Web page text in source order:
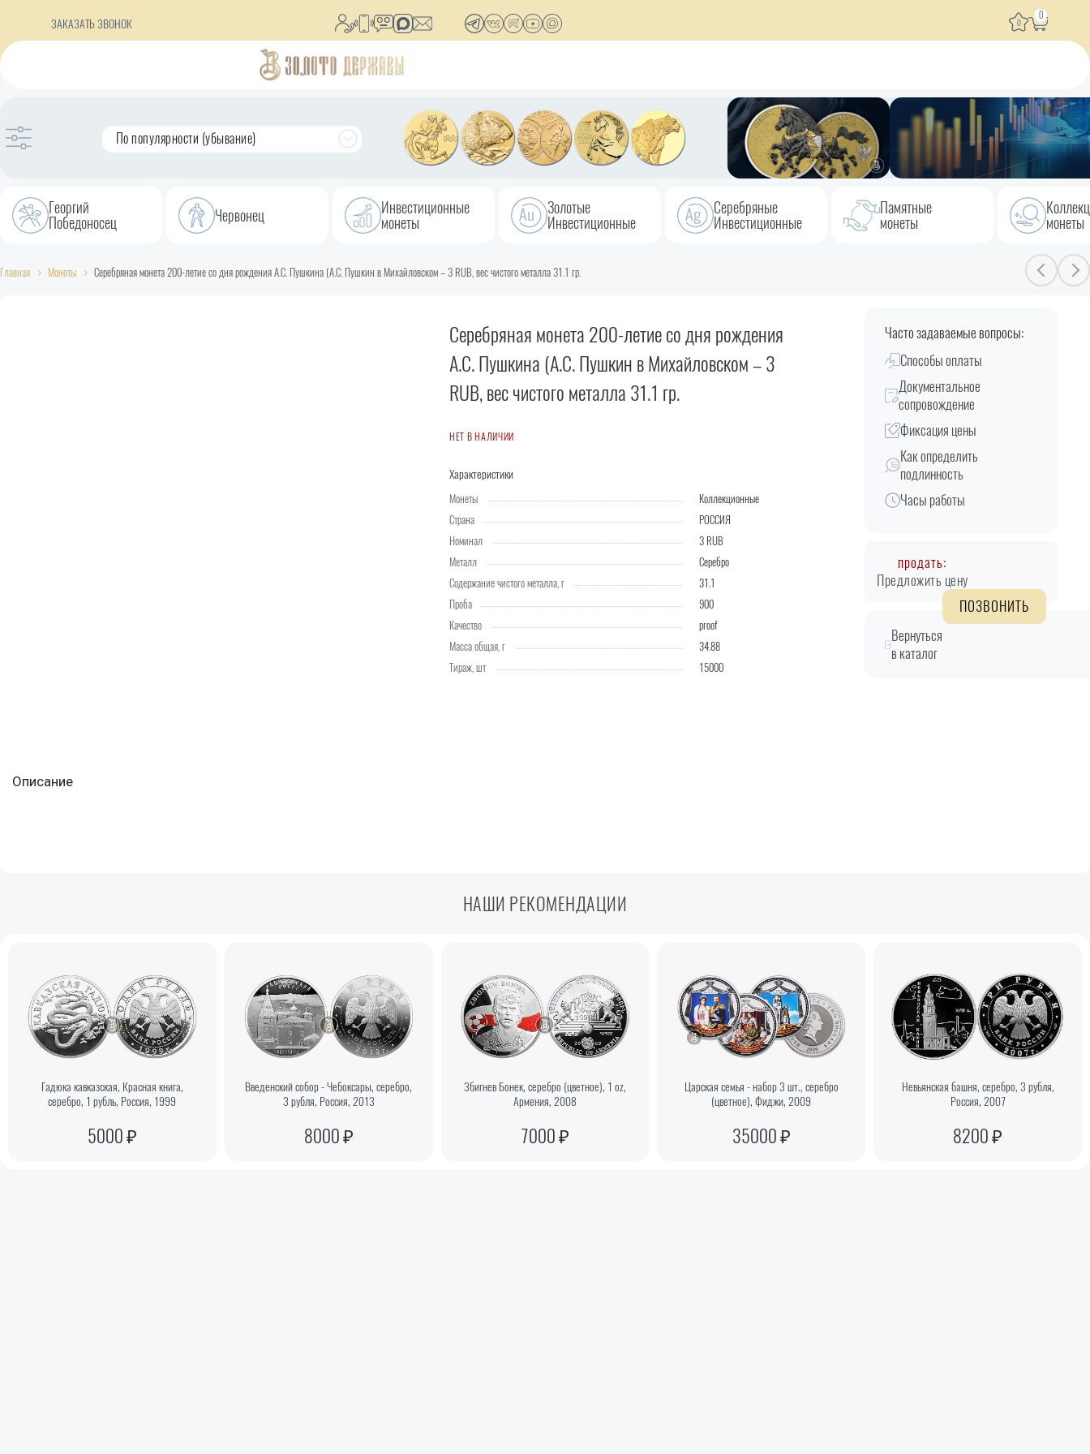
ЗАКАЗАТЬ ЗВОНОК 0
0
По популярности (убывание)
Георгий
Победоносец Червонец Инвестиционные
монеты
Золотые
Инвестиционные
Серебряные
Инвестиционные
Памятные
монеты монеты
Главная Монеты Серебряная монета 200-летие со дня рождения А.С. Пушкина (А.С. Пушкин в Михайловском – 3 RUB, вес чистого металла 31.1 гр.
Серебряная монета 200-летие со дня рождения
А.С. Пушкина (А.С. Пушкин в Михайловском – 3
RUB, вес чистого металла 31.1 гр.
НЕТ В НАЛИЧИИ
Характеристики
Монеты
Коллекционные
Страна
РОССИЯ
Номинал
3 RUB
Металл
Серебро
Содержание чистого металла, г
31.1
Проба
900
Качество
proof
Масса общая, г
34.88
Тираж, шт
15000
Часто задаваемые вопросы:
Способы оплаты
Документальное
сопровождение
Фиксация цены
Как определить
подлинность
Часы работы
продать:
Предложить цену
ПОЗВОНИТЬ
Вернуться
в каталог
Описание
НАШИ РЕКОМЕНДАЦИИ
Гадюка кавказская, Красная книга,
серебро, 1 рубль, Россия, 1999
5000 ₽
Введенский собор - Чебоксары, серебро,
3 рубля, Россия, 2013
8000 ₽
Збигнев Бонек, серебро (цветное), 1 oz,
Армения, 2008
7000 ₽
Царская семья - набор 3 шт., серебро
(цветное), Фиджи, 2009
35000 ₽
Невьянская башня, серебро, 3 рубля,
Россия, 2007
8200 ₽